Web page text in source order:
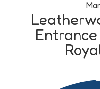
Entrance